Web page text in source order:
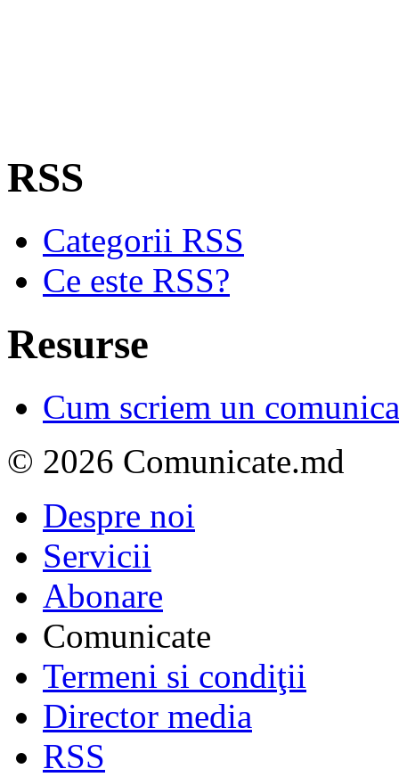
RSS
Categorii RSS
Ce este RSS?
Resurse
Cum scriem un
© 2026 Comunicate.md
Despre noi
Servicii
Abonare
Comunicate
Termeni si condiţii
Director media
RSS